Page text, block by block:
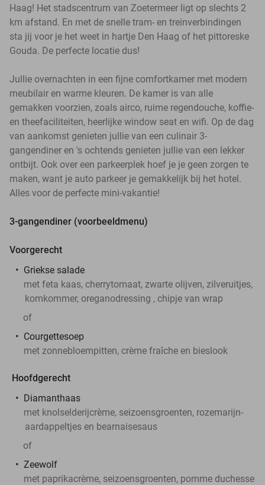
Haag! Het stadscentrum van Zoetermeer ligt op slechts 2
km afstand. En met de snelle tram- en treinverbindingen
sta jij voor je het weet in hartje Den Haag of het pittoreske
Gouda. De perfecte locatie dus!
Jullie overnachten in een fijne comfortkamer met modern
meubilair en warme kleuren. De kamer is van alle
gemakken voorzien, zoals airco, ruime regendouche, koffie-
en theefaciliteiten, heerlijke window seat en wifi. Op de dag
van aankomst genieten jullie van een culinair 3-
gangendiner en 's ochtends genieten jullie van een lekker
ontbijt. Ook over een parkeerplek hoef je je geen zorgen te
maken, want je auto parkeer je gemakkelijk bij het hotel.
Alles voor de perfecte mini-vakantie!
3-gangendiner (voorbeeldmenu)
Voorgerecht
Griekse salade
met feta kaas, cherrytomaat, zwarte olijven, zilveruitjes,
komkommer, oreganodressing , chipje van wrap
of
Courgettesoep
met zonnebloempitten, crème fraîche en bieslook
Hoofdgerecht
Diamanthaas
met knolselderijcrème, seizoensgroenten, rozemarijn-
aardappeltjes en bearnaisesaus
of
Zeewolf
met paprikacrème, seizoensgroenten, pomme duchesse